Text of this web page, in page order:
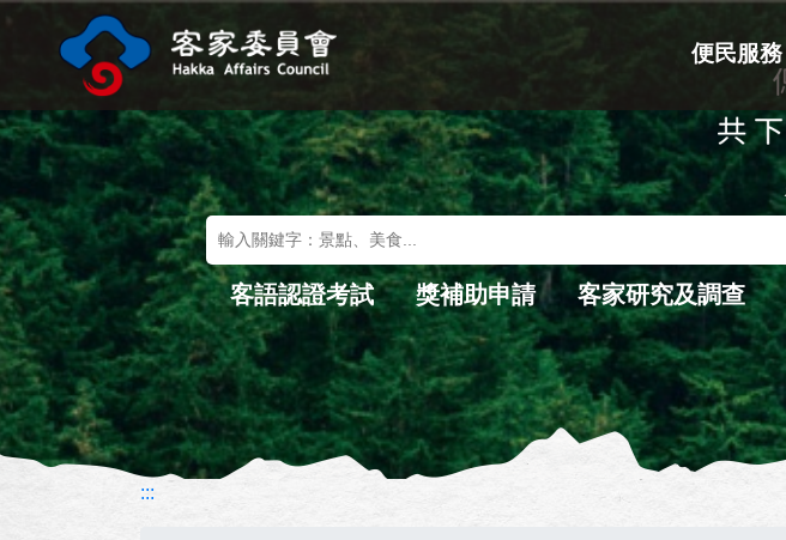
進入內容區塊
便民服務
關鍵字搜尋
客語認證考試 獎補助申請 客家研究及調查
:::